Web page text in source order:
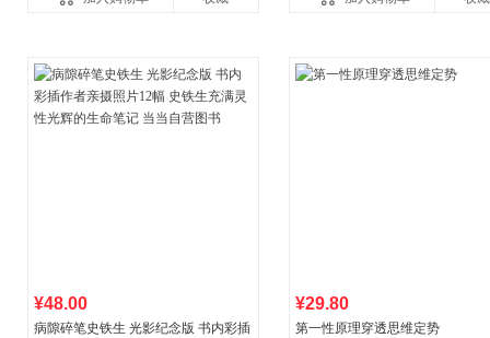
¥48.00
病隙碎笔史铁生 光影纪念版 书内彩插
¥29.80
第一性原理穿透思维定势